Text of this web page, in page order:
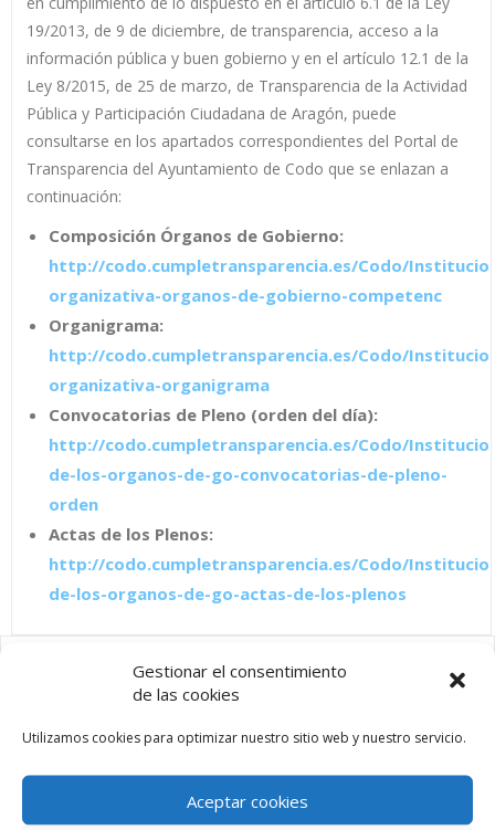
Gestionar el consentimiento
de las cookies
Utilizamos cookies para optimizar nuestro sitio web y nuestro servicio.
Aceptar cookies
19/2013, de 9 de diciembre, de transparencia, acceso a la
información pública y buen gobierno y en el artículo 12.1 de la
Ley 8/2015, de 25 de marzo, de Transparencia de la Actividad
Pública y Participación Ciudadana de Aragón, puede
consultarse en los apartados correspondientes del Portal de
Transparencia del Ayuntamiento de Codo que se enlazan a
continuación:
Composición Órganos de Gobierno:
http://codo.cumpletransparencia.es/Codo/
organizativa-organos-de-gobierno-competenc
Organigrama:
http://codo.cumpletransparencia.es/Codo/
organizativa-organigrama
Convocatorias de Pleno (orden del día):
http://codo.cumpletransparencia.es/Codo/
de-los-organos-de-go-convocatorias-de-pleno-
orden
Actas de los Plenos:
http://codo.cumpletransparencia.es/Codo/
de-los-organos-de-go-actas-de-los-plenos
Agua no potable por alto contenido en sulfatos